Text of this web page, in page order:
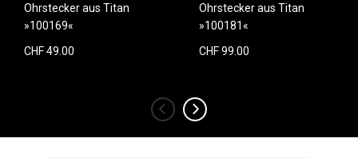
Ohrstecker aus Titan
»100169«
CHF 49.00
Ohrstecker aus Titan
»100181«
CHF 99.00
‹ ›